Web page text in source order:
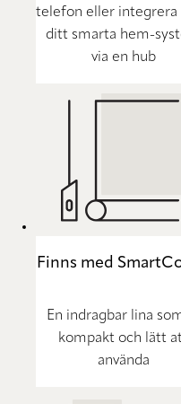
telefon eller integrera
ditt smarta hem-
via en hub
Finns med
En indragbar lina
kompakt och lätt
använda